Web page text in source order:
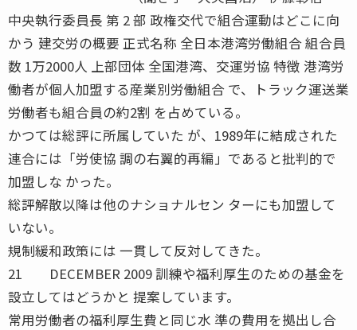
中央執行委員長 第 2 部 政権交代で組合運動はどこに向
かう 建交労の概要 正式名称 全日本港湾労働組合 組合員
数 1万2000人 上部団体 全国港湾、交運労協 特徴 港湾労
働者が個人加盟する産業別労働組合 で、トラック運送業
労働者も組合員の約2割 を占めている。
かつては総評に所属していた が、1989年に結成された
連合には「労使協 調の右翼的再編」であると批判的で
加盟しな かった。
総評解散以降は他のナショナルセン ターにも加盟して
いない。
規制緩和政策には 一貫して反対してきた。
21 DECEMBER 2009 訓練や福利厚生のための基金を
設立してはどうかと 提案しています。
常用労働者の福利厚生費と同じ水 準の費用を拠出し合